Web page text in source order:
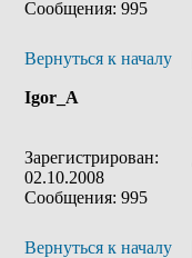
Сообщения: 995
Вернуться к началу
Igor_A
Зарегистрирован:
02.10.2008
Сообщения: 995
Вернуться к началу